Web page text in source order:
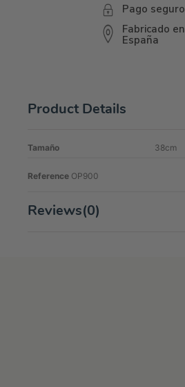
Pago seguro
Fabricado en
España
Product Details
Tamaño 38cm
Reference OP900
Reviews(0)